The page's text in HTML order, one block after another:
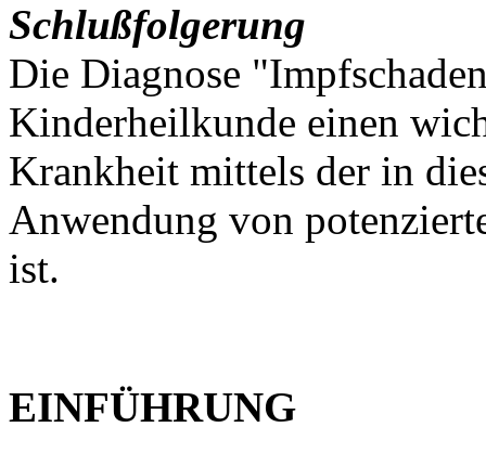
Schlußfolgerung
Die Diagnose
Kinderheilkunde einen
Krankheit mittels der in
Anwendung von
ist.
EINFÜHRUNG